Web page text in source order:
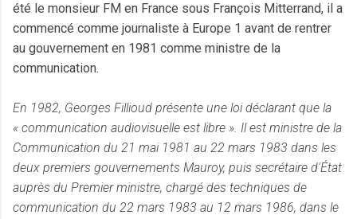
été le monsieur FM en France sous François Mitterrand, il a
commencé comme journaliste à Europe 1 avant de rentrer
au gouvernement en 1981 comme ministre de la
communication.
En 1982, Georges Fillioud présente une loi déclarant que la
« communication audiovisuelle est libre ». Il est ministre de la
Communication du 21 mai 1981 au 22 mars 1983 dans les
deux premiers gouvernements Mauroy, puis secrétaire d'État
auprès du Premier ministre, chargé des techniques de
communication du 22 mars 1983 au 12 mars 1986, dans le